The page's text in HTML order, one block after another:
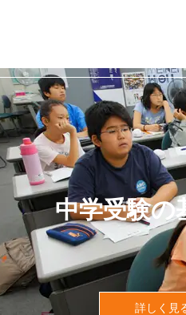
中学受験の
詳しく見